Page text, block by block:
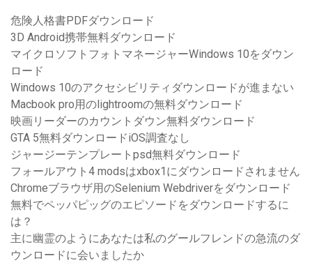
危険人格書PDFダウンロード
3D Android携帯無料ダウンロード
マイクロソフトフォトマネージャーWindows 10をダウン
ロード
Windows 10のアクセシビリティダウンロードが進まない
Macbook pro用のlightroomの無料ダウンロード
映画リーダーのカウントダウン無料ダウンロード
GTA 5無料ダウンロードiOS調査なし
ジャージーテンプレートpsd無料ダウンロード
フォールアウト4 modsはxbox1にダウンロードされません
Chromeブラウザ用のSelenium Webdriverをダウンロード
無料でペッパピッグのエピソードをダウンロードするに
は？
主に幽霊のようにあなたは私のグールフレンドの急流のダ
ウンロードに会いましたか